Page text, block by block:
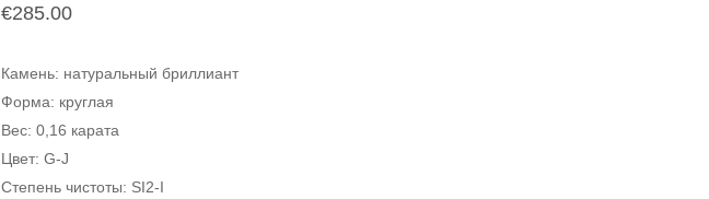
€285.00
Камень: натуральный бриллиант
Форма: круглая
Вес: 0,16 карата
Цвет: G-J
Степень чистоты: SI2-I